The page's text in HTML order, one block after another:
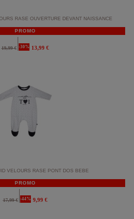
RASE OUVERTURE DEVANT NAISSANCE
PROMO
19,99 € -30% 13,99 €
VELOURS RASE PONT DOS BEBE
PROMO
17,99 € -44% 9,99 €